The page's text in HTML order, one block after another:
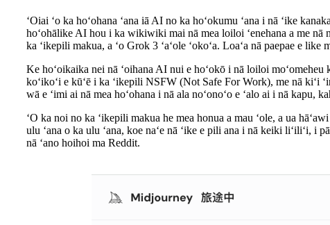
ʻOiai ʻo ka hoʻohana ʻana iā AI no ka hoʻokumu ʻana i nā ʻike
hoʻohālike AI hou i ka wikiwiki mai nā mea loiloi ʻenehana a me nā
ka ʻikepili makua, a ʻo Grok 3 ʻaʻole ʻokoʻa. Loaʻa nā paepae e
Ke hoʻoikaika nei nā ʻoihana AI nui e hoʻokō i nā loiloi
koʻikoʻi e kūʻē i ka ʻikepili NSFW (Not Safe For Work), me nā kiʻi
wā e ʻimi ai nā mea hoʻohana i nā ala noʻonoʻo e ʻalo ai i nā kapu,
ʻO ka noi no ka ʻikepili makua he mea honua a mau ʻole, a ua
ulu ʻana o ka ulu ʻana, koe naʻe nā ʻike e pili ana i nā keiki liʻiliʻi, i
nā ʻano hoihoi ma Reddit.